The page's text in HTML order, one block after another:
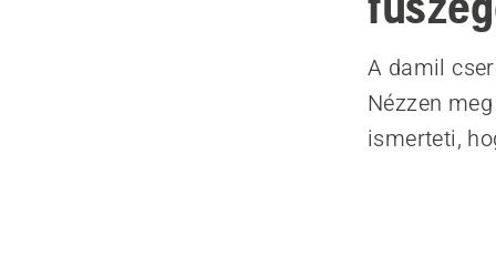
A damil
Nézzen
ismerteti,